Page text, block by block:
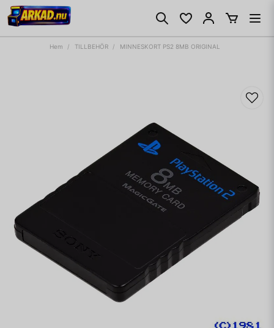
Hem TILLBEHÖR MINNESKORT PS2 8MB ORIGINAL